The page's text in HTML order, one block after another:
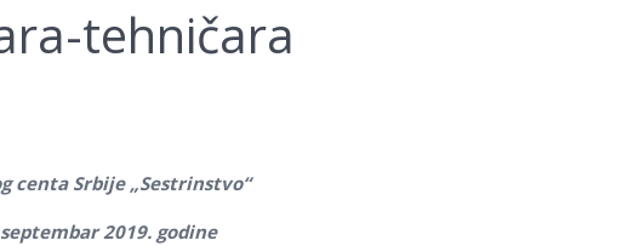
tehničara
centa Srbije „Sestrinstvo“
2019. godine